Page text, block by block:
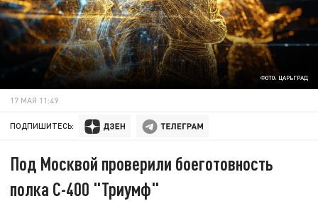
ФОТО: ЦАРЬГРАД
17 МАЯ 11:49
ПОДПИШИТЕСЬ:
Под Москвой проверили боеготовность
полка С-400 "Триумф"